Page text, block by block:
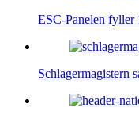
ESC-Panelen fyller
Schlagermagistern